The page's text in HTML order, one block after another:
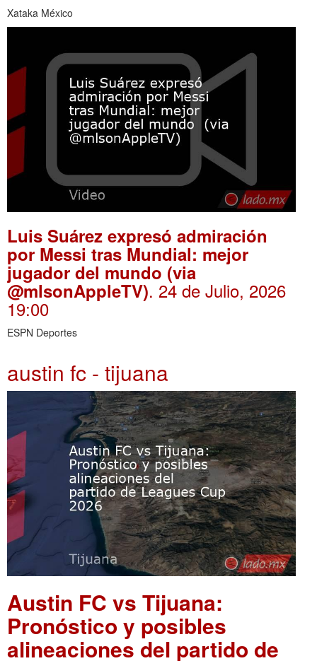
Xataka México
Luis Suárez expresó admiración
por Messi tras Mundial: mejor
jugador del mundo (via
@mlsonAppleTV). 24 de Julio, 2026
19:00
ESPN Deportes
austin fc - tijuana
Austin FC vs Tijuana:
Pronóstico y posibles
alineaciones del partido de